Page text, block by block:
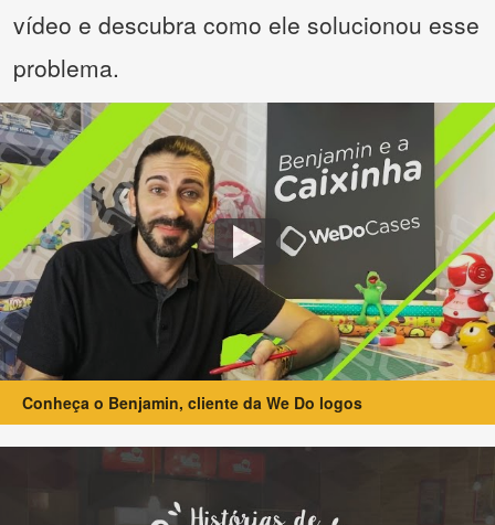
vídeo e descubra como ele solucionou esse
problema.
Conheça o Benjamin, cliente da We Do logos